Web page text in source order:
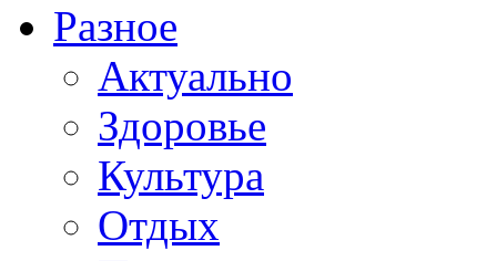
Разное
Актуально
Здоровье
Культура
Отдых